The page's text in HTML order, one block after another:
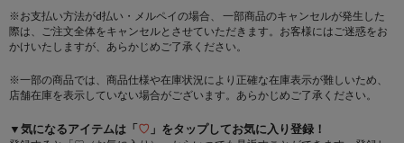
※お支払い方法がd払い・メルペイの場合、 一部商品のキャンセルが発生した
際は、ご注文全体をキャンセルとさせていただきます。お客様にはご迷惑をお
かけいたしますが、あらかじめご了承ください。
※一部の商品では、商品仕様や在庫状況により正確な在庫表示が難しいため、
店舗在庫を表示していない場合がございます。あらかじめご了承ください。
▼気になるアイテムは「♡ 」をタップしてお気に入り登録！